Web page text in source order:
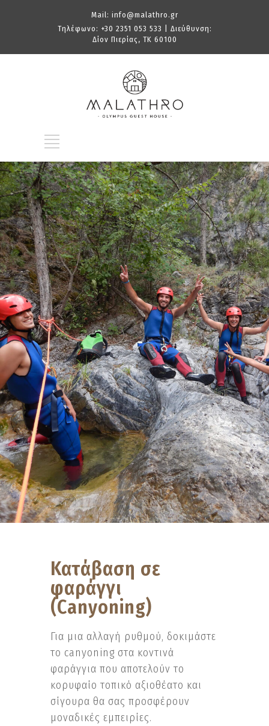
Mail: info@malathro.gr
Τηλέφωνο: +30 2351 053 533 | Διεύθυνση:
Δίον Πιερίας, TK 60100
Κατάβαση σε
φαράγγι
(Canyoning)
Για μια αλλαγή ρυθμού, δοκιμάστε
το canyoning στα κοντινά
φαράγγια που αποτελούν το
κορυφαίο τοπικό αξιοθέατο και
σίγουρα θα σας προσφέρουν
μοναδικές εμπειρίες.